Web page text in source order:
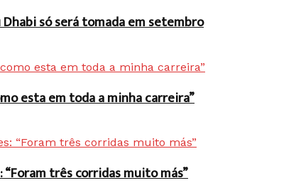
só será tomada em setembro
esta em toda a minha carreira”
três corridas muito más”